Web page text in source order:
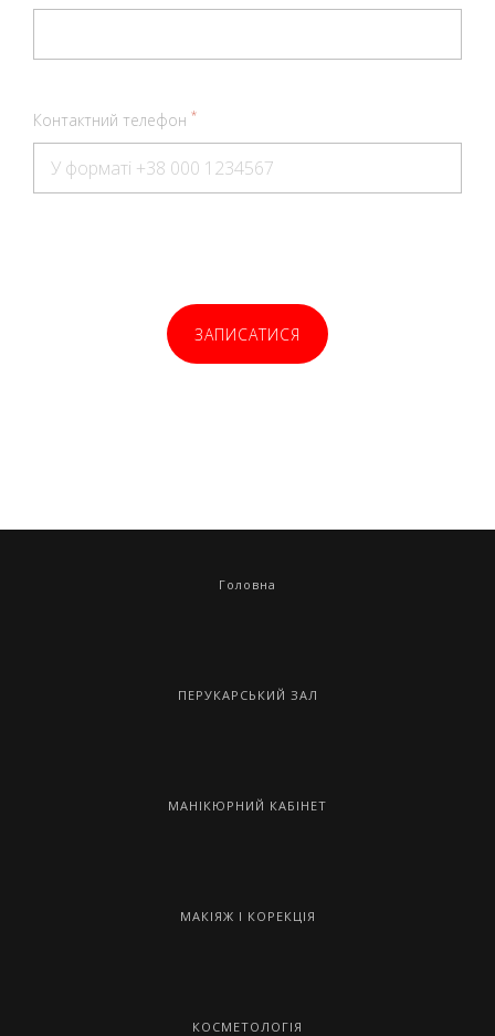
Контактний телефон *
ЗАПИСАТИСЯ
Головна
ПЕРУКАРСЬКИЙ ЗАЛ
МАНІКЮРНИЙ КАБІНЕТ
МАКІЯЖ І КОРЕКЦІЯ
КОСМЕТОЛОГІЯ